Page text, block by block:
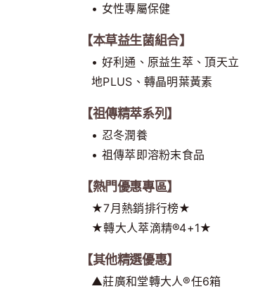
• 女性專屬保健
【本草益生菌組合】
• 好利通、原益生萃、頂天立
地PLUS、轉晶明葉黃素
【祖傳精萃系列】
• 忍冬潤養
• 祖傳萃即溶粉末食品
【熱門優惠專區】
★7月熱銷排行榜★
★轉大人萃滴精®4+1★
【其他精選優惠】
▲莊廣和堂轉大人®任6箱